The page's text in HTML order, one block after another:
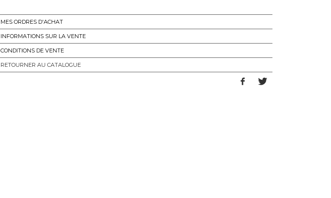
MES ORDRES D'ACHAT
INFORMATIONS SUR LA VENTE
CONDITIONS DE VENTE
RETOURNER AU CATALOGUE